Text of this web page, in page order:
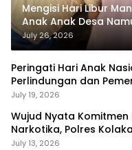
Mengisi Hari Libur
Anak Anak Desa
Bernilai Ekonomi
July 26, 2026
Peringati Hari Anak
Perlindungan dan
July 19, 2026
Wujud Nyata
Narkotika, Polres
Sabu-Sabu
July 13, 2026